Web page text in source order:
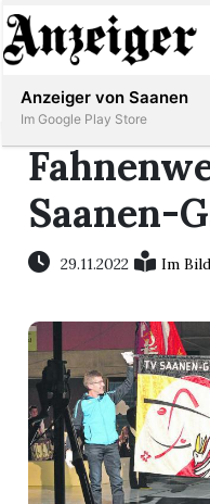
Saanen-
29.11.2022 Im Bild
Anzeiger von Saanen
Im Google Play Store